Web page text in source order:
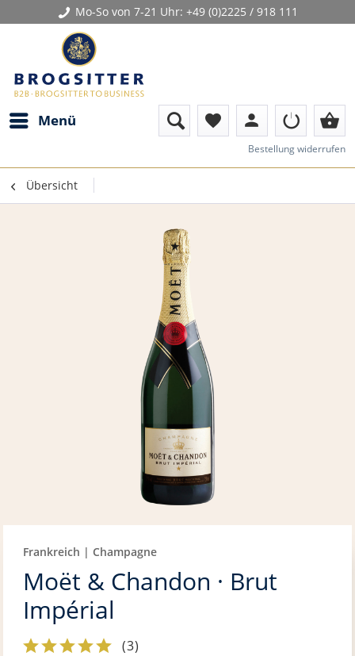
Mo-So von 7-21 Uhr: +49 (0)2225 / 918 111
Menü favorite person shopping_basket
Bestellung widerrufen
Übersicht
Frankreich | Champagne
Moët & Chandon · Brut
Impérial
(3)